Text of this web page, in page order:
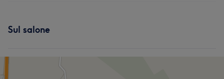
Sul salone